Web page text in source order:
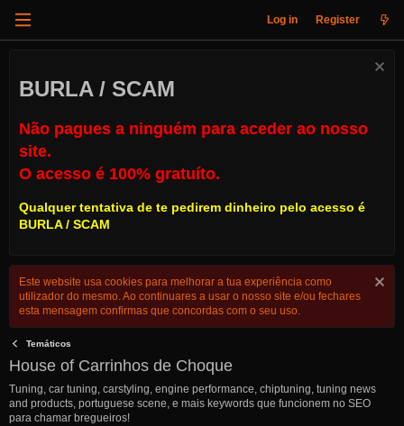
Log in Register
BURLA / SCAM
Não pagues a ninguém para aceder ao nosso
site.
O acesso é 100% gratuíto.
Qualquer tentativa de te pedirem dinheiro pelo acesso é
BURLA / SCAM
Este website usa cookies para melhorar a tua experiência como
utilizador do mesmo. Ao continuares a usar o nosso site e/ou fechares
esta mensagem confirmas que concordas com o seu uso.
Temáticos
House of Carrinhos de Choque
Tuning, car tuning, carstyling, engine performance, chiptuning, tuning news
and products, portuguese scene, e mais keywords que funcionem no SEO
para chamar bregueiros!